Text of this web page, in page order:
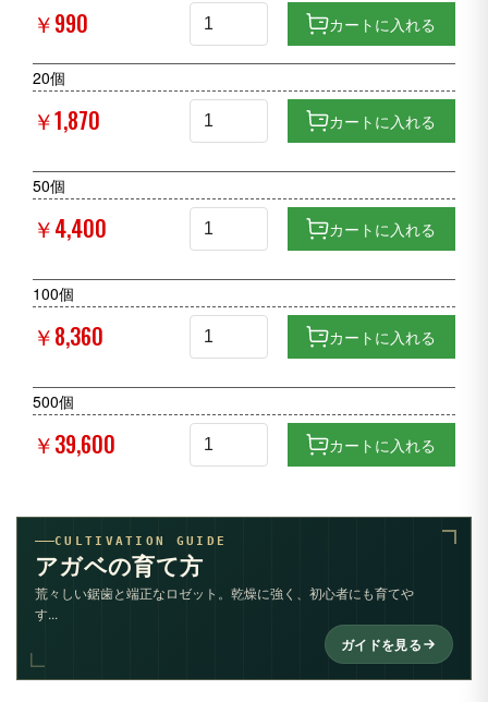
￥990 カートに入れる
20個
￥1,870 カートに入れる
50個
￥4,400 カートに入れる
100個
￥8,360 カートに入れる
500個
￥39,600 カートに入れる
CULTIVATION GUIDE
アガベの育て方
荒々しい鋸歯と端正なロゼット。乾燥に強く、初心者にも育てや
す...
ガイドを見る